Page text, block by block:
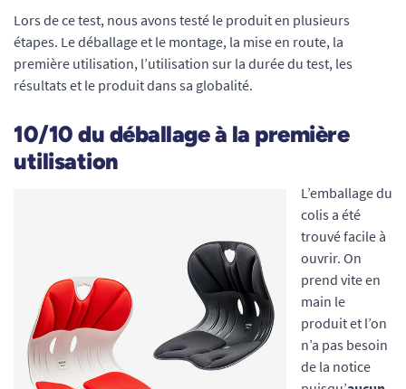
Lors de ce test, nous avons testé le produit en plusieurs
étapes. Le déballage et le montage, la mise en route, la
première utilisation, l’utilisation sur la durée du test, les
résultats et le produit dans sa globalité.
10/10 du déballage à la première
utilisation
L’emballage du
colis a été
trouvé facile à
ouvrir. On
prend vite en
main le
produit et l’on
n’a pas besoin
de la notice